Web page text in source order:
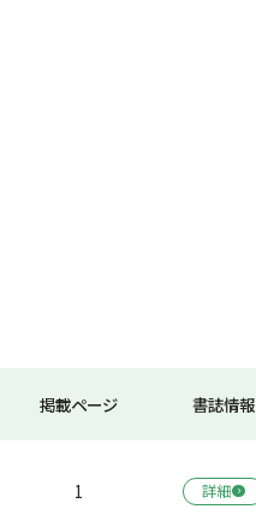
掲載ページ 書誌情報
1 詳細